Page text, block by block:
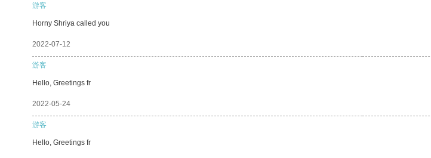
游客
Horny Shriya called you
2022-07-12
游客
Hello, Greetings fr
2022-05-24
游客
Hello, Greetings fr